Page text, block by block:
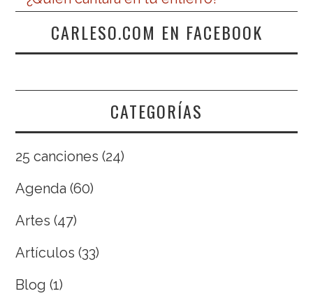
CARLESO.COM EN FACEBOOK
CATEGORÍAS
25 canciones (24)
Agenda (60)
Artes (47)
Artículos (33)
Blog (1)